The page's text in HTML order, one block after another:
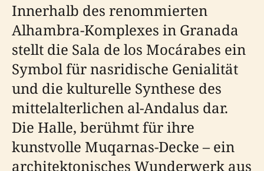
Innerhalb des renommierten
Alhambra-Komplexes in Granada
stellt die Sala de los Mocárabes ein
Symbol für nasridische Genialität
und die kulturelle Synthese des
mittelalterlichen al-Andalus dar.
Die Halle, berühmt für ihre
kunstvolle Muqarnas-Decke – ein
architektonisches Wunderwerk aus